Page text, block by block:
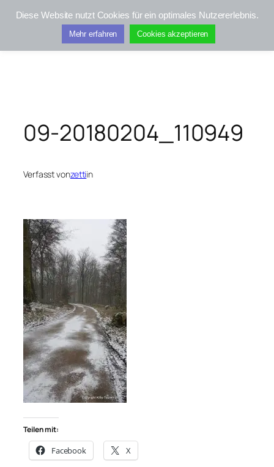
Zum
Kifis-Touren
09-20180204_110949
Verfasst vonzettiin
Teilen mit:
Facebook X
Diese Website nutzt Cookies für ein optimales Nutzererlebnis.
Mehr erfahren Cookies akzeptieren